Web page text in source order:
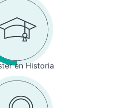
en Historia